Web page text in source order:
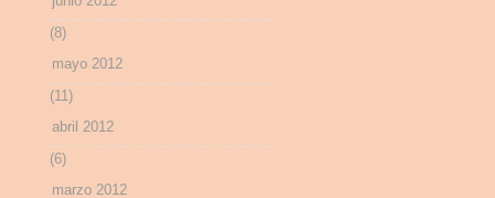
(8)
mayo 2012
(11)
abril 2012
(6)
marzo 2012